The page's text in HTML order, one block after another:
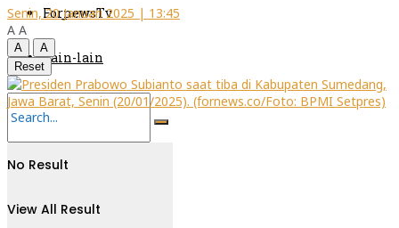
FornewsTv
Lain-lain
No Result
View All Result
Senin, 20 Januari 2025 | 13:45
A A
A
A
Reset